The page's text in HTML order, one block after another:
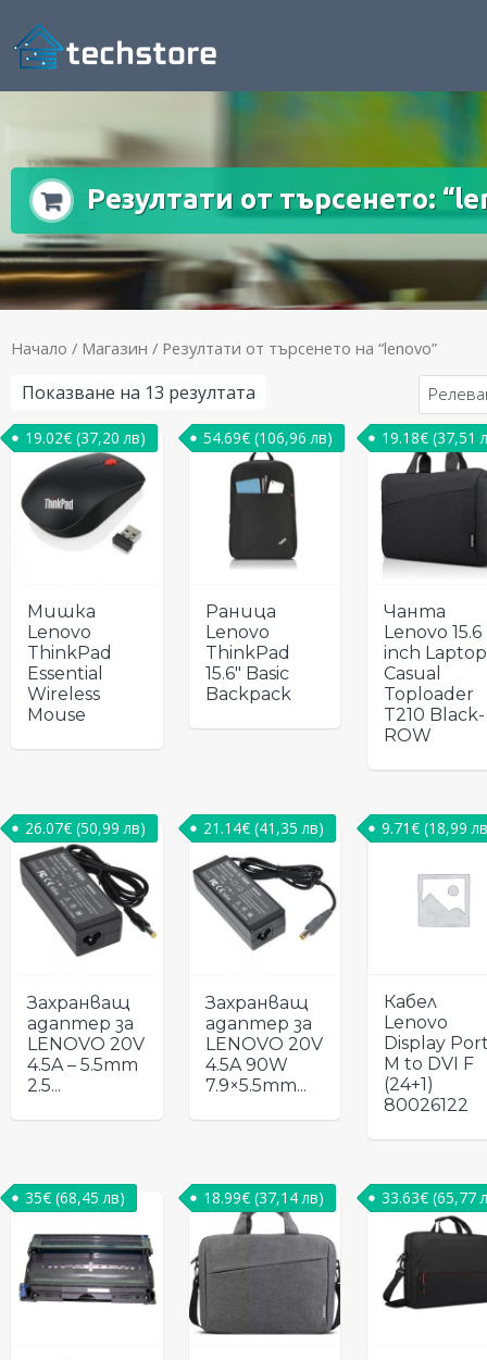
Резултати от търсенето:
Начало / Магазин / Резултати от търсенето на “lenovo”
Показване на 13 резултата
Мишка
Lenovo
ThinkPad
Essential
Wireless
Mouse
19.02€ (37,20 лв)
Раница
Lenovo
ThinkPad
15.6″ Basic
Backpack
54.69€ (106,96 лв)
Чанта
Lenovo 15.6
inch Laptop
Casual
Toploader
T210 Black-
ROW
19.18€ (37,51
Захранващ
адаптер за
LENOVO 20V
4.5A – 5.5mm
2.5...
26.07€ (50,99 лв)
Захранващ
адаптер за
LENOVO 20V
4.5A 90W
7.9×5.5mm...
21.14€ (41,35 лв)
Кабел
Lenovo
Display
M to DVI F
(24+1)
80026122
9.71€ (18,99
35€ (68,45 лв) 18.99€ (37,14 лв) 33.63€ (65,77